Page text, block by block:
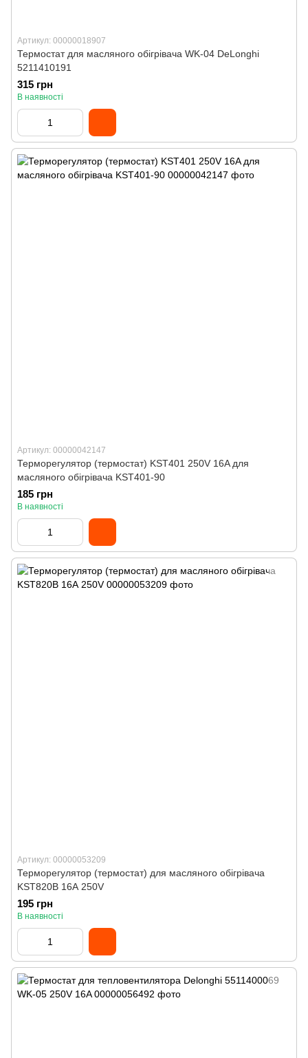
Артикул: 00000018907
Термостат для масляного обігрівача WK-04 DeLonghi
5211410191
315 грн
В наявності
Артикул: 00000042147
Терморегулятор (термостат) KST401 250V 16A для
масляного обігрівача KST401-90
185 грн
В наявності
Артикул: 00000053209
Терморегулятор (термостат) для масляного обігрівача
KST820B 16А 250V
195 грн
В наявності